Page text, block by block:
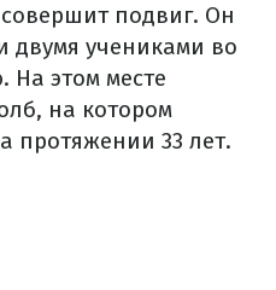
подвиг. Он
двумя учениками во
этом месте
на котором
протяжении 33 лет.